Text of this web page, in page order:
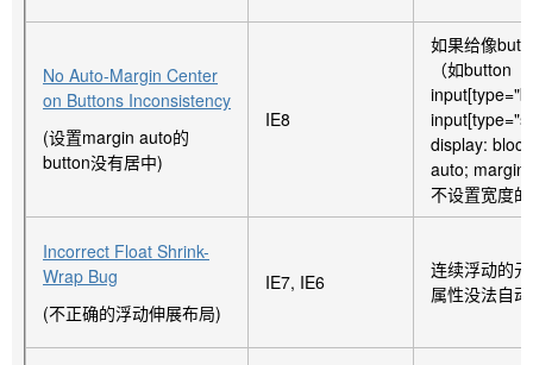
No Auto-Margin Center
on Buttons Inconsistency
(设置margin auto的
button没有居中)
IE8
如果给像
（如button
display:
auto;
不设置宽度
Incorrect Float Shrink-
Wrap Bug
(不正确的浮动伸展布局)
IE7, IE6
连续浮动的
属性没法自